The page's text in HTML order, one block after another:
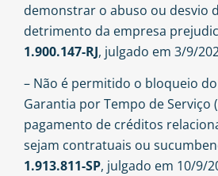
demonstrar o abuso ou desvio
detrimento da empresa
1.900.147-RJ, julgado em 3/9/
– Não é permitido o bloqueio
Garantia por Tempo de Serviço
pagamento de créditos
sejam contratuais ou
1.913.811-SP, julgado em 10/9/